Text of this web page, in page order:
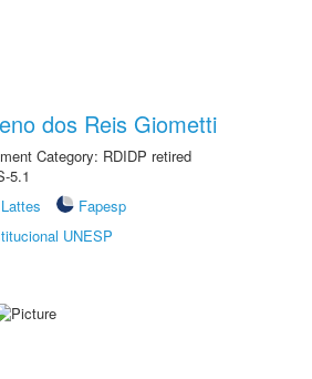
dos Reis Giometti
Category: RDIDP retired
5.1
Fapesp
UNESP